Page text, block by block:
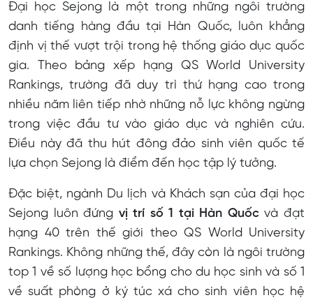
Đại học Sejong là một trong những ngôi trường
danh tiếng hàng đầu tại Hàn Quốc, luôn khẳng
định vị thế vượt trội trong hệ thống giáo dục quốc
gia. Theo bảng xếp hạng QS World University
Rankings, trường đã duy trì thứ hạng cao trong
nhiều năm liên tiếp nhờ những nỗ lực không ngừng
trong việc đầu tư vào giáo dục và nghiên cứu.
Điều này đã thu hút đông đảo sinh viên quốc tế
lựa chọn Sejong là điểm đến học tập lý tưởng.
Đặc biệt, ngành Du lịch và Khách sạn của đại học
Sejong luôn đứng vị trí số 1 tại Hàn Quốcvà đạt
hạng 40 trên thế giới theo QS World University
Rankings. Không những thế, đây còn là ngôi trường
top 1 về số lượng học bổng cho du học sinh và số 1
về suất phòng ở ký túc xá cho sinh viên học hệ